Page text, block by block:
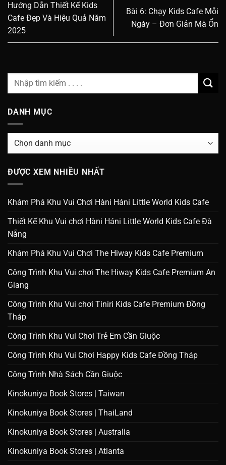
Hướng Dẫn Thiết Kế Kids
Cafe Đẹp Và Hiệu Quả Năm
2025
Bài 6: Chạy Kids Cafe Mỗi
Ngày – Đơn Giản Mà Ổn
DANH MỤC
Danh
ĐƯỢC XEM NHIỀU NHẤT
Khám Phá Khu Vui Chơi Hàni Háni Little World Kids Cafe
Thiết Kế Khu Vui chơi Hàni Háni Little World Kids Cafe Đà
Nẵng
Khám Phá Khu Vui Chơi The Hiway Kids Cafe Premium
Công Trình Khu Vui chơi The Hiway Kids Cafe Premium An
Giang
Công Trình Khu Vui chơi Tiniri Kids Cafe Premium Đồng
Tháp
Công Trình Khu Vui Chơi Trẻ Em Cần Giuộc
Công Trình Khu Vui Chơi Happy Kids Cafe Đồng Tháp
Công Trình Nhà Sách Cần Giuộc
Kinokuniya Book Stores | Taiwan
Kinokuniya Book Stores | ThaiLand
Kinokuniya Book Stores | Australia
Kinokuniya Book Stores | Atlanta